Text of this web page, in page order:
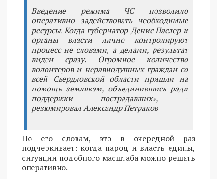
Введение режима ЧС позволило
оперативно задействовать необходимые
ресурсы. Когда губернатор Денис Паслер и
органы власти лично контролируют
процесс не словами, а делами, результат
виден сразу. Огромное количество
волонтеров и неравнодушных граждан со
всей Свердловской области пришли на
помощь землякам, объединившись ради
поддержки пострадавших», -
резюмировал Александр Петраков
По его словам, это в очередной раз
подчеркивает: когда народ и власть едины,
ситуации подобного масштаба можно решать
оперативно.